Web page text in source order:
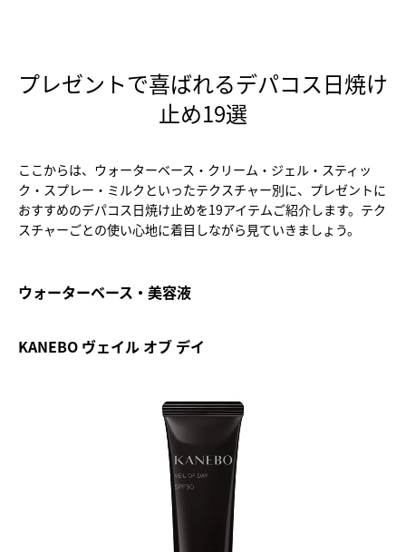
プレゼントで喜ばれるデパコス日焼け
止め19選
ここからは、ウォーターベース・クリーム・ジェル・スティッ
ク・スプレー・ミルクといったテクスチャー別に、プレゼントに
おすすめのデパコス日焼け止めを19アイテムご紹介します。テク
スチャーごとの使い心地に着目しながら見ていきましょう。
ウォーターベース・美容液
KANEBO ヴェイル オブ デイ